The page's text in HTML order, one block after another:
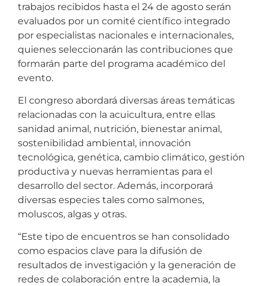
trabajos recibidos hasta el 24 de agosto serán
evaluados por un comité científico integrado
por especialistas nacionales e internacionales,
quienes seleccionarán las contribuciones que
formarán parte del programa académico del
evento.
El congreso abordará diversas áreas temáticas
relacionadas con la acuicultura, entre ellas
sanidad animal, nutrición, bienestar animal,
sostenibilidad ambiental, innovación
tecnológica, genética, cambio climático, gestión
productiva y nuevas herramientas para el
desarrollo del sector. Además, incorporará
diversas especies tales como salmones,
moluscos, algas y otras.
“Este tipo de encuentros se han consolidado
como espacios clave para la difusión de
resultados de investigación y la generación de
redes de colaboración entre la academia, la